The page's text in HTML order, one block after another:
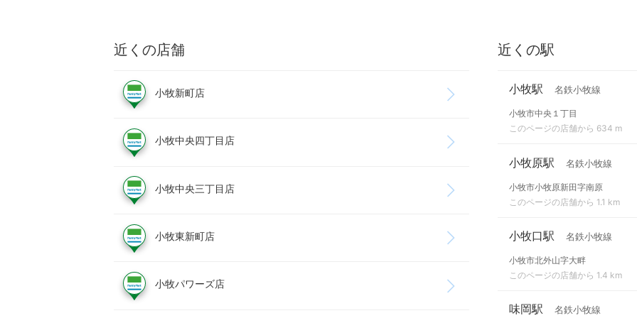
近くの店舗
小牧新町店
小牧中央四丁目店
小牧中央三丁目店
小牧東新町店
小牧パワーズ店
近くの駅
小牧駅 名鉄小牧線
小牧市中央１丁目
このページの店舗から 634 m
小牧原駅 名鉄小牧線
小牧市小牧原新田字南原
このページの店舗から 1.1 km
小牧口駅 名鉄小牧線
小牧市北外山字大畔
このページの店舗から 1.4 km
味岡駅 名鉄小牧線